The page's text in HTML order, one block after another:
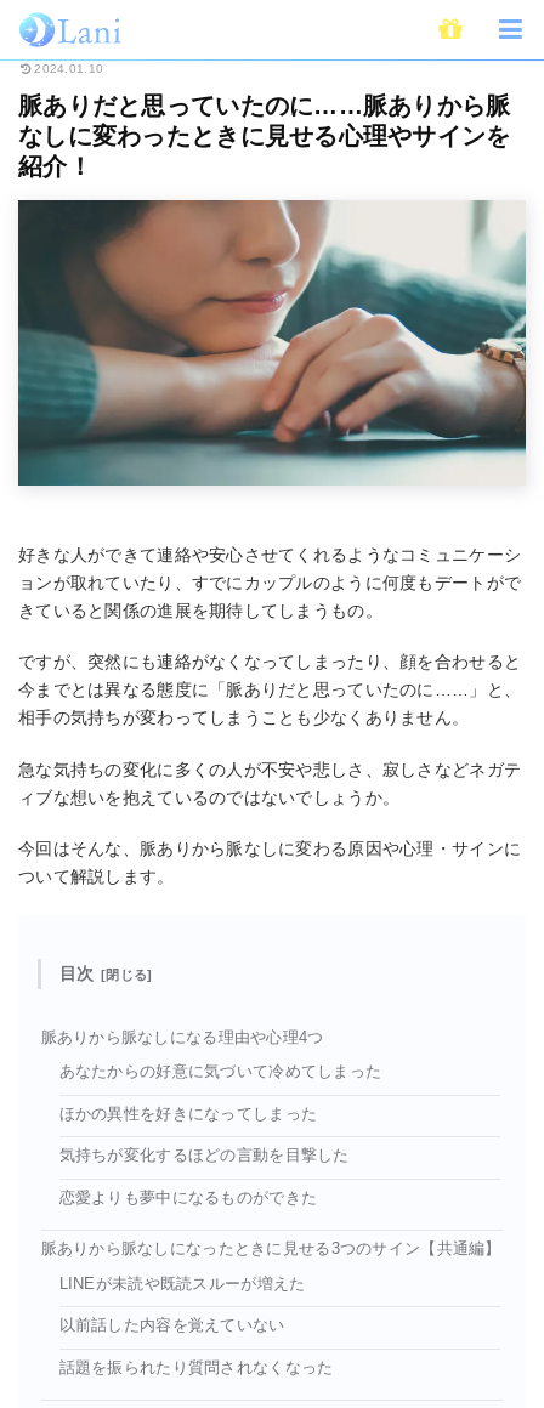
ホーム 恋愛 脈ありだと思っていたのに……脈ありから脈なしに変わった
2024.01.10
脈ありだと思っていたのに……脈ありから脈
なしに変わったときに見せる心理やサインを
紹介！
好きな人ができて連絡や安心させてくれるようなコミュニケーシ
ョンが取れていたり、すでにカップルのように何度もデートがで
きていると関係の進展を期待してしまうもの。
ですが、突然にも連絡がなくなってしまったり、顔を合わせると
今までとは異なる態度に「脈ありだと思っていたのに……」と、
相手の気持ちが変わってしまうことも少なくありません。
急な気持ちの変化に多くの人が不安や悲しさ、寂しさなどネガテ
ィブな想いを抱えているのではないでしょうか。
今回はそんな、脈ありから脈なしに変わる原因や心理・サインに
ついて解説します。
目次
脈ありから脈なしになる理由や心理4つ
あなたからの好意に気づいて冷めてしまった
ほかの異性を好きになってしまった
気持ちが変化するほどの言動を目撃した
恋愛よりも夢中になるものができた
脈ありから脈なしになったときに見せる3つのサイン【共通編】
LINEが未読や既読スルーが増えた
以前話した内容を覚えていない
話題を振られたり質問されなくなった